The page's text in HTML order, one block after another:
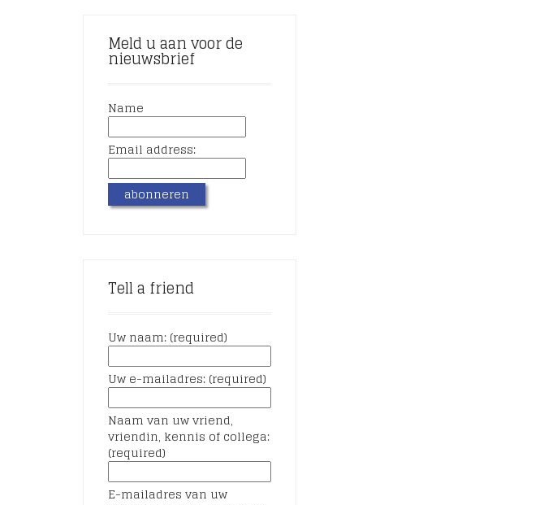
Meld u aan voor de
nieuwsbrief
Name
Email address:
Tell a friend
Uw naam: (required)
Uw e-mailadres: (required)
Naam van uw vriend,
vriendin, kennis of collega:
(required)
E-mailadres van uw